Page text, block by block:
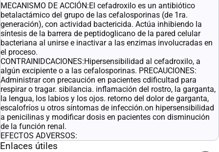
MECANISMO DE ACCIÓN:El cefadroxilo es un antibiótico
betalactámico del grupo de las cefalosporinas (de 1ra.
generación), con actividad bactericida. Actúa inhibiendo la
síntesis de la barrera de peptidoglicano de la pared celular
bacteriana al unirse e inactivar a las enzimas involucradas en
el proceso.
CONTRAINIDCACIONES:Hipersensibilidad al cefadroxilo, a
algún excipiente o a las cefalosporinas. PRECAUCIONES:
Administrar con precaución en pacientes cdificultad para
respirar o tragar. sibilancia. inflamación del rostro, la garganta,
la lengua, los labios y los ojos. retorno del dolor de garganta,
escalofríos u otros síntomas de infección.on hipersensibilidad
a penicilinas y modificar dosis en pacientes con disminución
de la función renal.
EFECTOS ADVERSOS:
Enlaces útiles